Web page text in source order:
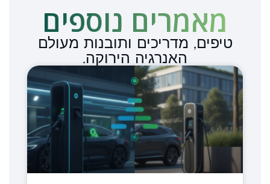
מאמרים נוספים​
טיפים, מדריכים ותובנות מעולם
האנרגיה הירוקה.